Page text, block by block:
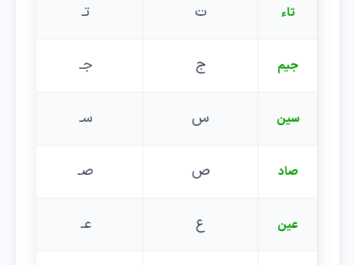
تاء ت تـ
جیم ج جـ
سین س سـ
صاد ص صـ
عین ع عـ